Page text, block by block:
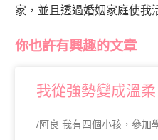
家，並且透過婚姻家庭使我
你也許有興趣的文章
我從強勢變成溫柔
/阿良 我有四個小孩，參加